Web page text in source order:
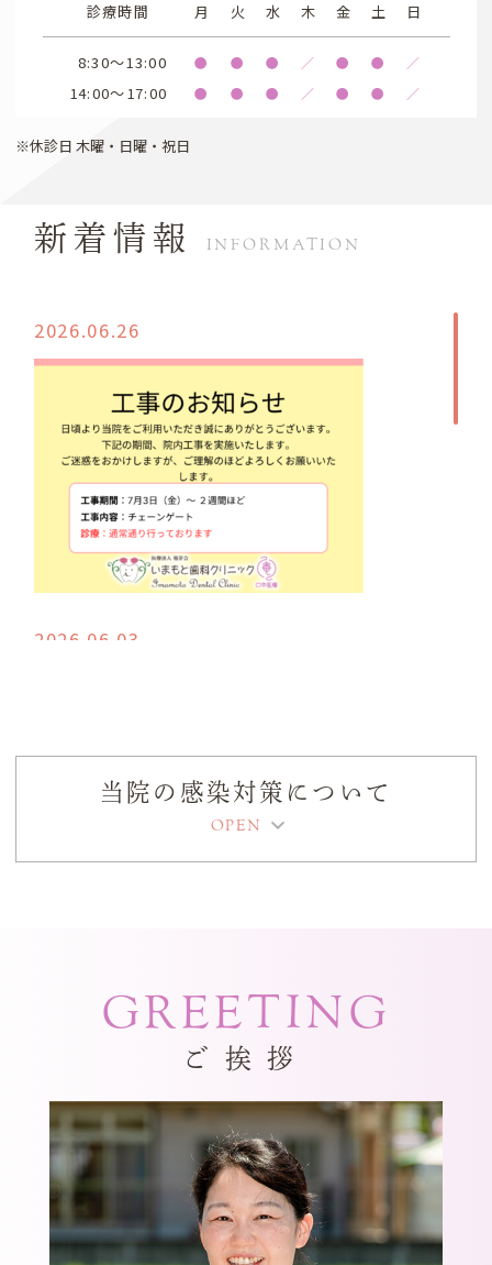
診療時間 月 火 水 木 金 土 日
8:30～13:00 ● ● ● ／ ● ● ／
14:00～17:00 ● ● ● ／ ● ● ／
※休診日 木曜・日曜・祝日
新着情報 INFORMATION
2026.06.26
2026.06.03
連絡くださいませ
2025.12.18
2025.12.30-2026.1.4お休みです
2025.08.02
お盆休み8月10日から14日(木)までです
※9月17日（水）10月18日（土）臨時休診
いたします
当院の感染対策について
GREETING
ご挨拶